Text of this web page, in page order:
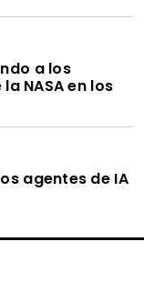
a los
NASA en los
agentes de IA